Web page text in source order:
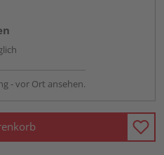
- vor Ort ansehen.